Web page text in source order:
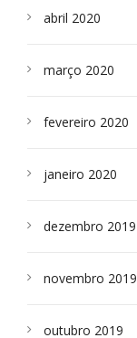
abril 2020
março 2020
fevereiro 2020
janeiro 2020
dezembro 2019
novembro 2019
outubro 2019